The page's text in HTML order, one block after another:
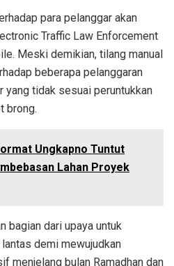
para pelanggar akan
Traffic Law Enforcement
Meski demikian, tilang manual
beberapa pelanggaran
yang tidak sesuai peruntukkan
brong.
Ungkapno Tuntut
Lahan Proyek
bagian dari upaya untuk
demi mewujudkan
menjelang bulan Ramadhan dan